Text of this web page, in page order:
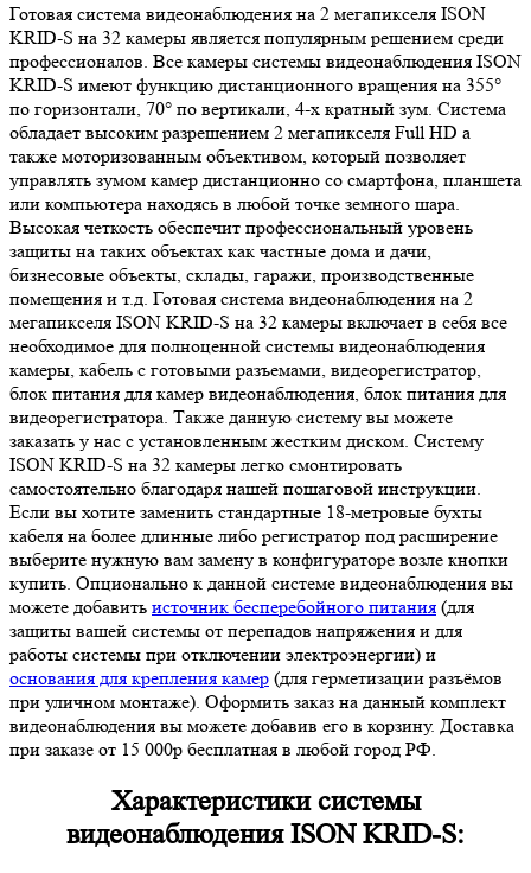
Готовая система видеонаблюдения на 2 мегапикселя ISON
KRID-S на 32 камеры является популярным решением среди
профессионалов. Все камеры системы видеонаблюдения ISON
KRID-S имеют функцию дистанционного вращения на 355°
по горизонтали, 70° по вертикали, 4-х кратный зум. Система
обладает высоким разрешением 2 мегапикселя Full HD а
также моторизованным объективом, который позволяет
управлять зумом камер дистанционно со смартфона, планшета
или компьютера находясь в любой точке земного шара.
Высокая четкость обеспечит профессиональный уровень
защиты на таких объектах как частные дома и дачи,
бизнесовые объекты, склады, гаражи, производственные
помещения и т.д. Готовая система видеонаблюдения на 2
мегапикселя ISON KRID-S на 32 камеры включает в себя все
необходимое для полноценной системы видеонаблюдения
камеры, кабель с готовыми разъемами, видеорегистратор,
блок питания для камер видеонаблюдения, блок питания для
видеорегистратора. Также данную систему вы можете
заказать у нас с установленным жестким диском. Систему
ISON KRID-S на 32 камеры легко смонтировать
самостоятельно благодаря нашей пошаговой инструкции.
Если вы хотите заменить стандартные 18-метровые бухты
кабеля на более длинные либо регистратор под расширение
выберите нужную вам замену в конфигураторе возле кнопки
купить. Опционально к данной системе видеонаблюдения вы
можете добавить источник бесперебойного питания (для
защиты вашей системы от перепадов напряжения и для
работы системы при отключении электроэнергии) и
основания для крепления камер (для герметизации разъёмов
при уличном монтаже). Оформить заказ на данный комплект
видеонаблюдения вы можете добавив его в корзину. Доставка
при заказе от 15 000р бесплатная в любой город РФ.
Характеристики системы
видеонаблюдения ISON KRID-S: